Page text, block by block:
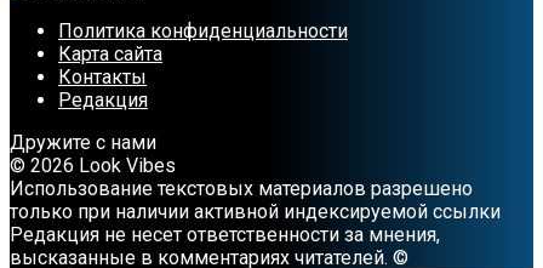
Политика конфиденциальности
Карта сайта
Контакты
Редакция
Дружите с нами
© 2026 Look Vibes
Использование текстовых материалов разрешено
только при наличии активной индексируемой ссылки
Редакция не несет ответственности за мнения,
высказанные в комментариях читателей. ©